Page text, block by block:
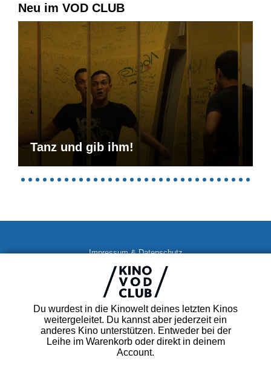
Du wurdest in die Kinowelt deines letzten Kinos
weitergeleitet. Du kannst aber jederzeit ein
anderes Kino unterstützen. Entweder bei der
Leihe im Warenkorb oder direkt in deinem
Account.
Neu im VOD CLUB
Tanz und gib ihm!
Impressum & Datenschutz
AGB
Kontakt
FAQ
Newsletter
Partner